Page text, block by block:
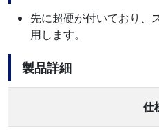
先に超硬が付いており、
用します。
製品詳細
仕